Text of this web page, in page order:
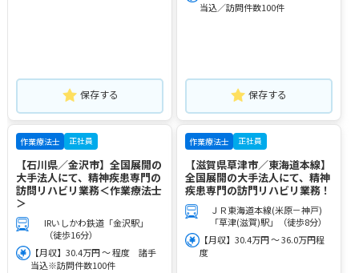
保存する
当込／訪問件数100件
保存する
作業療法士 正社員
【石川県／金沢市】全国展開の
大手法人にて、精神疾患専門の
訪問リハビリ業務＜作業療法士
＞
IRいしかわ鉄道「金沢駅」
（徒歩16分）
【月収】30.4万円 ～ 程度 諸手
当込※訪問件数100件
作業療法士 正社員
【滋賀県草津市／東海道本線】
全国展開の大手法人にて、精神
疾患専門の訪門リハビリ業務！
ＪＲ東海道本線(米原－神戸)
「草津(滋賀)駅」（徒歩8分）
【月収】30.4万円 ～ 36.0万円程
度